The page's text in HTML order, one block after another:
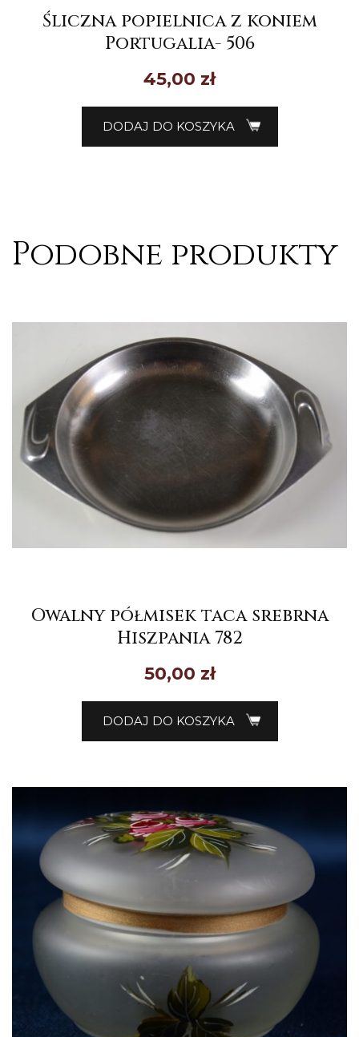
Śliczna popielnica z koniem
Portugalia- 506
45,00 zł
DODAJ DO KOSZYKA
Podobne produkty
Owalny półmisek taca srebrna
Hiszpania 782
50,00 zł
DODAJ DO KOSZYKA